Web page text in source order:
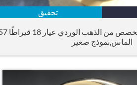
تحقيق
سوار هيرميس كيلي مخصص من الذهب الوردي عيار 18 قيراطًا 57
الماس,نموذج صغير